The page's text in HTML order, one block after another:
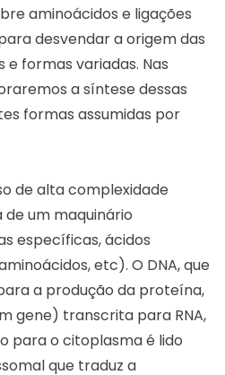
aminoácidos e ligações
desvendar a origem das
formas variadas. Nas
a síntese dessas
formas assumidas por
de alta complexidade
um maquinário
específicas, ácidos
etc). O DNA, que
a produção da proteína,
gene) transcrita para RNA,
para o citoplasma é lido
que traduz a